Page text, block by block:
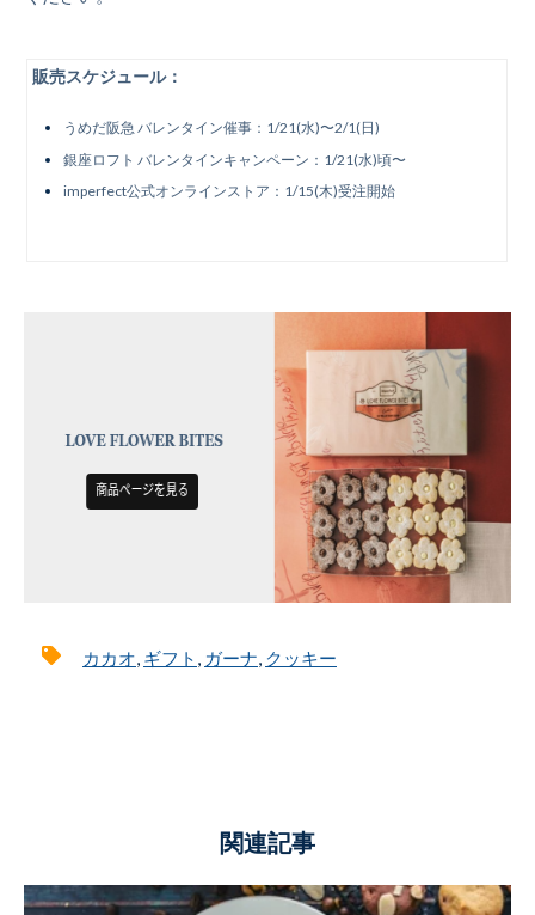
販売スケジュール：
うめだ阪急 バレンタイン催事：1/21(水)〜2/1(日)
銀座ロフト バレンタインキャンペーン：1/21(水)頃〜
imperfect公式オンラインストア：1/15(木)受注開始
カカオ, ギフト , ガーナ, クッキー
関連記事